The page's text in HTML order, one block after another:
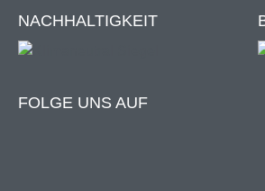
Signalweiß (RAL 9003)
NACHHALTIGKEIT
FOLGE UNS AUF